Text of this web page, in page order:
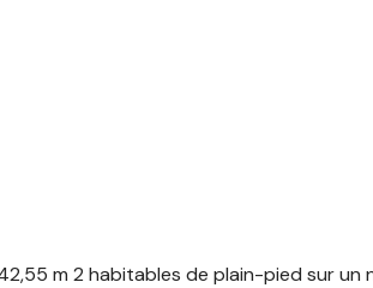
m 2 habitables de plain-pied sur